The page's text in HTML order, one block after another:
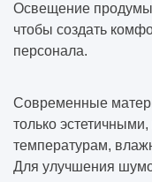
Освещение
чтобы создать
персонала.
Современные
только
температурам,
Для улучшения